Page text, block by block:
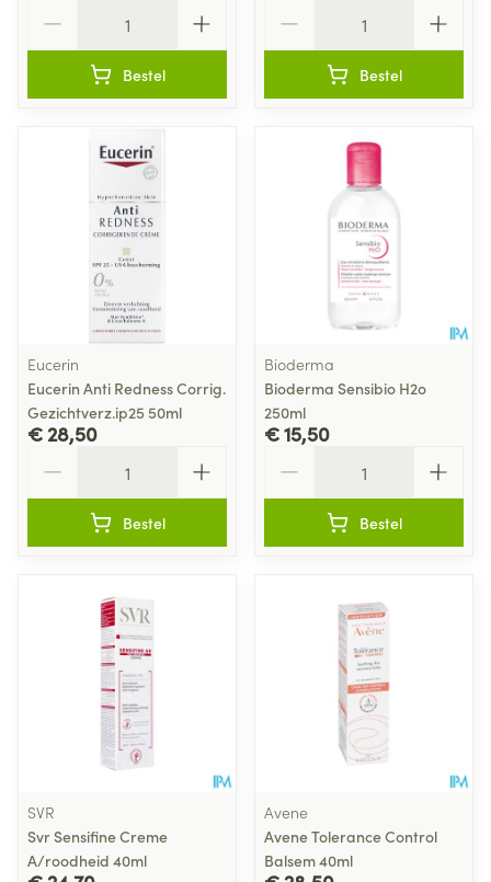
Bestel Bestel
Eucerin
Eucerin Anti Redness Corrig.
Gezichtverz.ip25 50ml
€ 28,50
Bestel
Bioderma
Bioderma Sensibio H2o
250ml
€ 15,50
Bestel
SVR
Svr Sensifine Creme
A/roodheid 40ml
Avene
Avene Tolerance Control
Balsem 40ml